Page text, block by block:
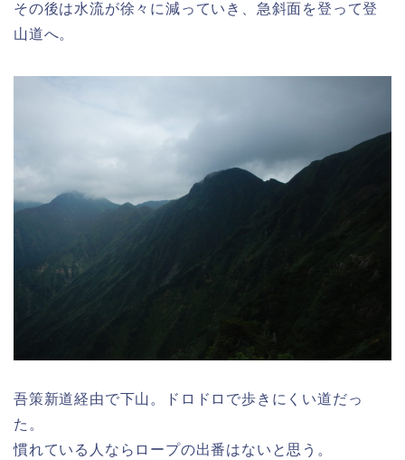
その後は水流が徐々に減っていき、急斜面を登って登
山道へ。
吾策新道経由で下山。ドロドロで歩きにくい道だっ
た。
慣れている人ならロープの出番はないと思う。